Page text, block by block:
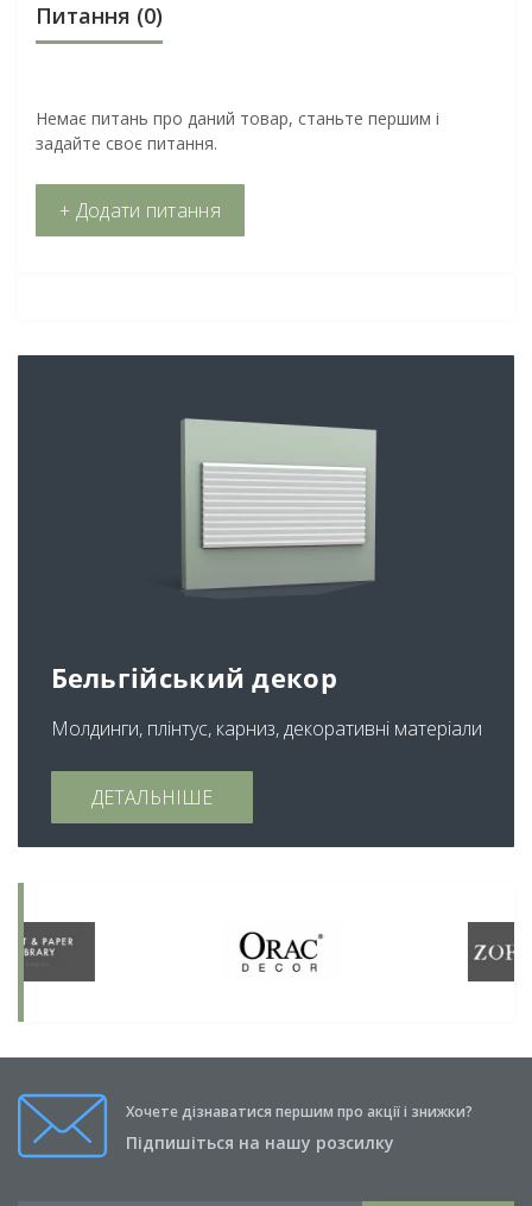
Питання (0)
Немає питань про даний товар, станьте першим і
задайте своє питання.
+ Додати питання
Бельгійський декор
Молдинги, плінтус, карниз, декоративні матеріали
ДЕТАЛЬНІШЕ
Хочете дізнаватися першим про акції і знижки?
Підпишіться на нашу розсилку